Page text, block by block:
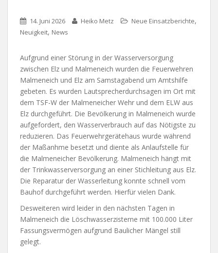
14. Juni 2026 Heiko Metz Neue Einsatzberichte,
Neuigkeit, News
Aufgrund einer Störung in der Wasserversorgung
zwischen Elz und Malmeneich wurden die Feuerwehren
Malmeneich und Elz am Samstagabend um Amtshilfe
gebeten. Es wurden Lautsprecherdurchsagen im Ort mit
dem TSF-W der Malmeneicher Wehr und dem ELW aus
Elz durchgeführt. Die Bevölkerung in Malmeneich wurde
aufgefordert, den Wasserverbrauch auf das Nötigste zu
reduzieren. Das Feuerwehrgerätehaus wurde während
der Maßanhme besetzt und diente als Anlaufstelle für
die Malmeneicher Bevölkerung. Malmeneich hängt mit
der Trinkwasserversorgung an einer Stichleitung aus Elz.
Die Reparatur der Wasserleitung konnte schnell vom
Bauhof durchgeführt werden. Hierfür vielen Dank.
Desweiteren wird leider in den nächsten Tagen in
Malmeneich die Löschwasserzisterne mit 100.000 Liter
Fassungsvermögen aufgrund Baulicher Mängel still
gelegt.